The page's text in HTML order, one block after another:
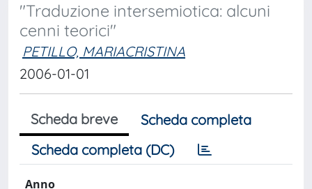
"Traduzione intersemiotica: alcuni
cenni teorici"
PETILLO, MARIACRISTINA
2006-01-01
Scheda breve
Scheda completa
Scheda completa (DC)
Anno